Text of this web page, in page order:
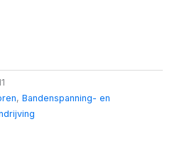
, Bandenspanning- en